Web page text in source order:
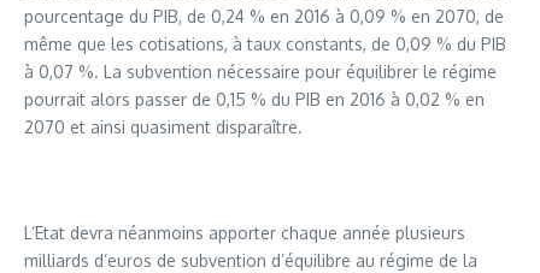
pourcentage du PIB, de 0,24 % en 2016 à 0,09 % en 2070, de
même que les cotisations, à taux constants, de 0,09 % du PIB
à 0,07 %. La subvention nécessaire pour équilibrer le régime
pourrait alors passer de 0,15 % du PIB en 2016 à 0,02 % en
2070 et ainsi quasiment disparaître.
L’Etat devra néanmoins apporter chaque année plusieurs
milliards d’euros de subvention d’équilibre au régime de la